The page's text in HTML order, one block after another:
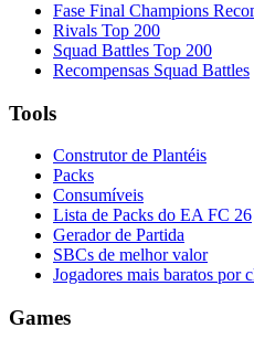
Fase Final Champions
Rivals Top 200
Squad Battles Top 200
Recompensas Squad Battles
Tools
Construtor de Plantéis
Packs
Consumíveis
Lista de Packs do EA FC 26
Gerador de Partida
SBCs de melhor valor
Jogadores mais baratos por
Games